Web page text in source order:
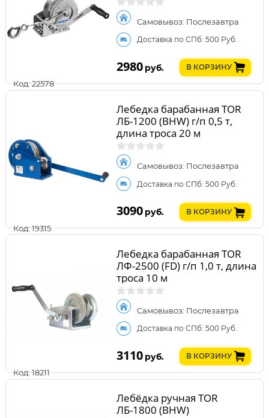
Код: 22578
Самовывоз: Послезавтра
Доставка по СПб: 500 Руб.
2980 руб. В КОРЗИНУ
Код: 19315
Лебедка барабанная TOR
ЛБ-1200 (BHW) г/п 0,5 т,
длина троса 20 м
Самовывоз: Послезавтра
Доставка по СПб: 500 Руб.
3090 руб. В КОРЗИНУ
Код: 18211
Лебедка барабанная TOR
ЛФ-2500 (FD) г/п 1,0 т, длина
троса 10 м
Самовывоз: Послезавтра
Доставка по СПб: 500 Руб.
3110 руб. В КОРЗИНУ
Лебёдка ручная TOR
ЛБ-1800 (BHW)